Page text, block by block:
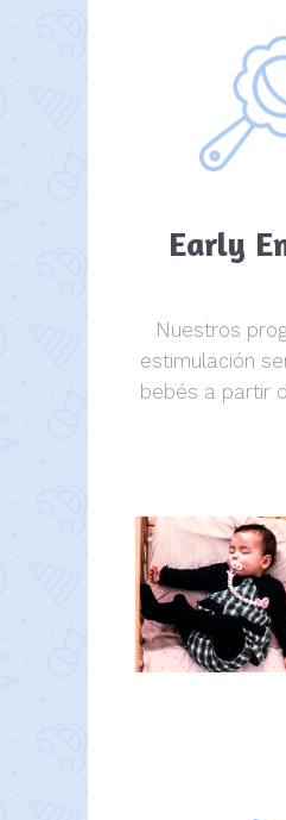
Early
Nuestros
estimulación
bebés a partir